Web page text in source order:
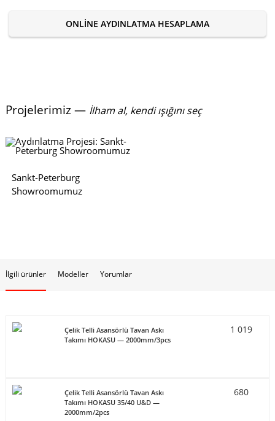
ONLINE AYDINLATMA HESAPLAMA
Projelerimiz — İlham al, kendi ışığını seç
Sankt-Peterburg
Showroomumuz
İlgili ürünler Modeller Yorumlar
Çelik Telli Asansörlü Tavan Askı
Takımı HOKASU — 2000mm/3pcs
1 019
Çelik Telli Asansörlü Tavan Askı
Takımı HOKASU 35/40 U&D —
2000mm/2pcs
680